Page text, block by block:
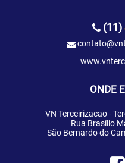
(11)
ONDE
VN Terceirizacao -
Rua Brasílio
São Bernardo do